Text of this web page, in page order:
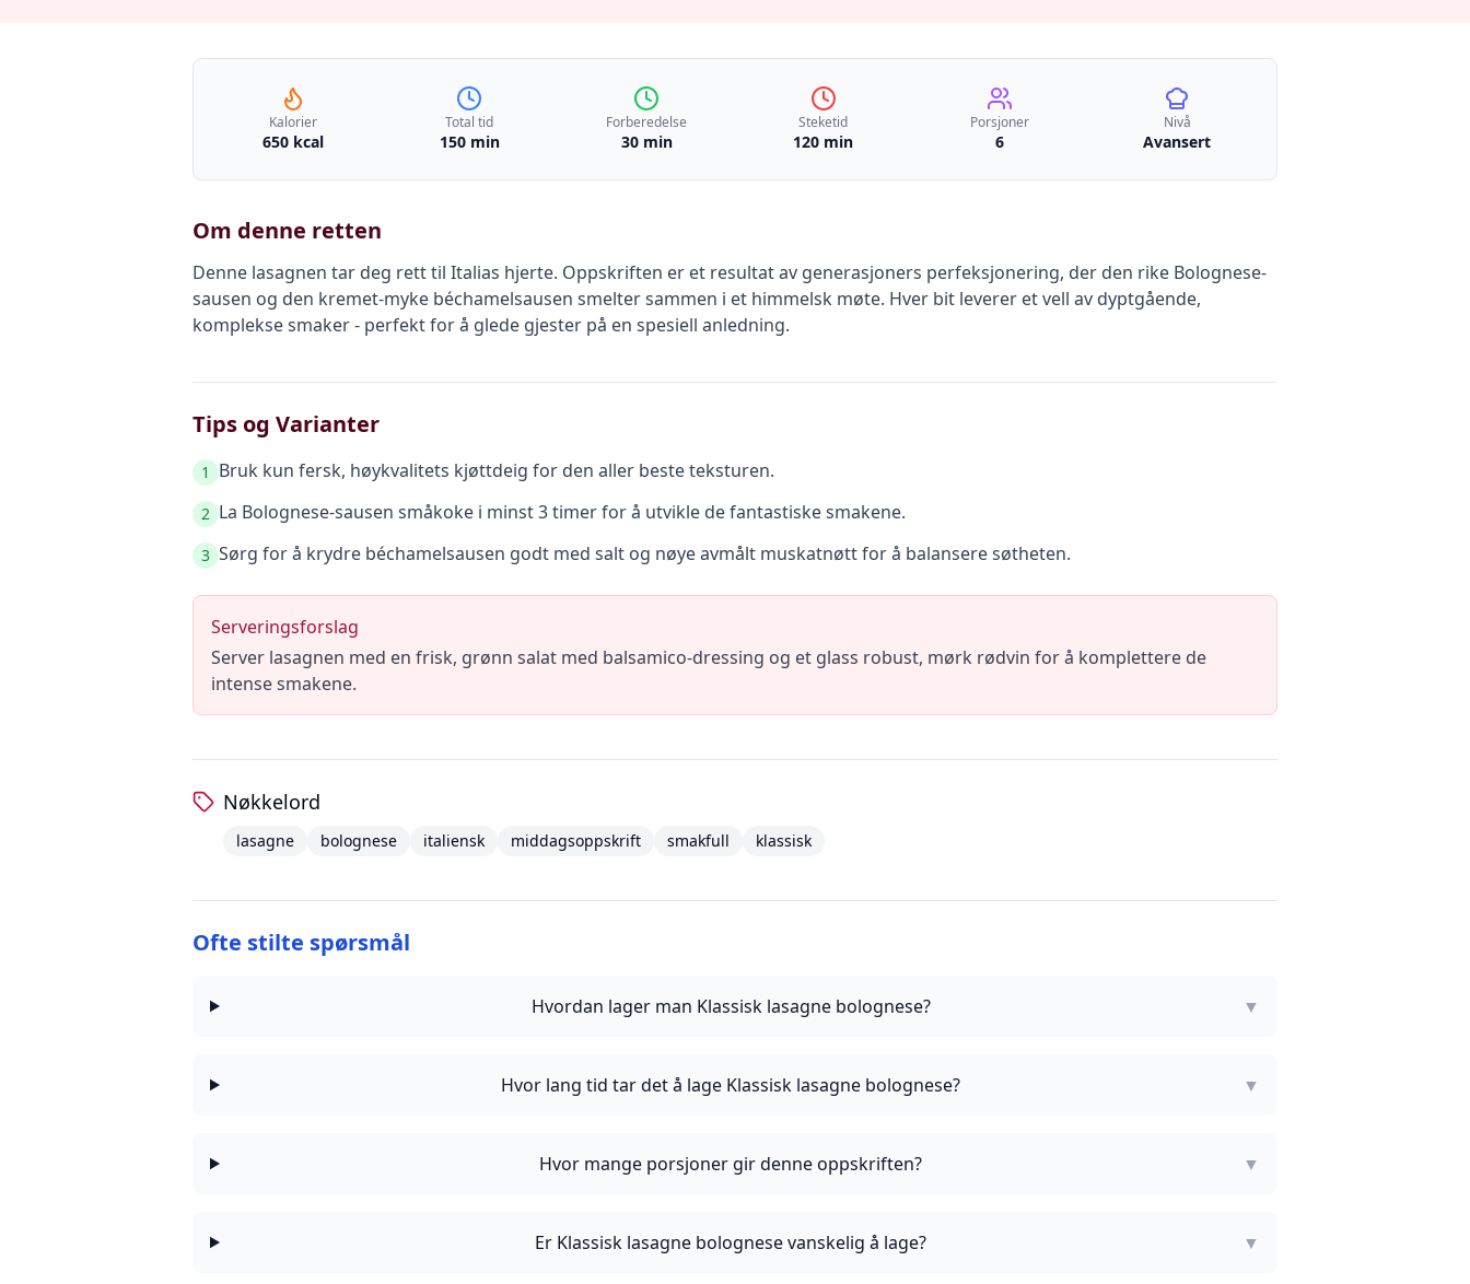
Kalorier
650 kcal
Total tid
150 min
Forberedelse
30 min
Steketid
120 min
Porsjoner
6
Nivå
Avansert
Om denne retten
Denne lasagnen tar deg rett til Italias hjerte. Oppskriften er et resultat av generasjoners perfeksjonering, der den rike Bolognese-
sausen og den kremet-myke béchamelsausen smelter sammen i et himmelsk møte. Hver bit leverer et vell av dyptgående,
komplekse smaker - perfekt for å glede gjester på en spesiell anledning.
Tips og Varianter
1 Bruk kun fersk, høykvalitets kjøttdeig for den aller beste teksturen.
2 La Bolognese-sausen småkoke i minst 3 timer for å utvikle de fantastiske smakene.
3 Sørg for å krydre béchamelsausen godt med salt og nøye avmålt muskatnøtt for å balansere søtheten.
Serveringsforslag
Server lasagnen med en frisk, grønn salat med balsamico-dressing og et glass robust, mørk rødvin for å komplettere de
intense smakene.
Nøkkelord
lasagne bolognese italiensk middagsoppskrift smakfull klassisk
Ofte stilte spørsmål
Hvordan lager man Klassisk lasagne bolognese? ▼
Hvor lang tid tar det å lage Klassisk lasagne bolognese? ▼
Hvor mange porsjoner gir denne oppskriften? ▼
Er Klassisk lasagne bolognese vanskelig å lage? ▼